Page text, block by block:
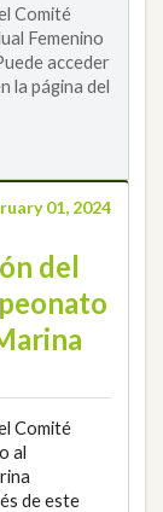
Comité
Femenino
acceder
la página del
01, 2024
del
Comité
al
de este